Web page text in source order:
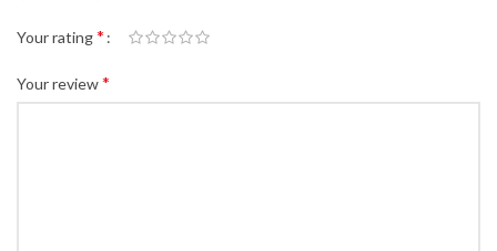
Your rating*
Your review*